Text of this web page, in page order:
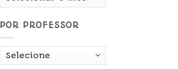
POR PROFESSOR